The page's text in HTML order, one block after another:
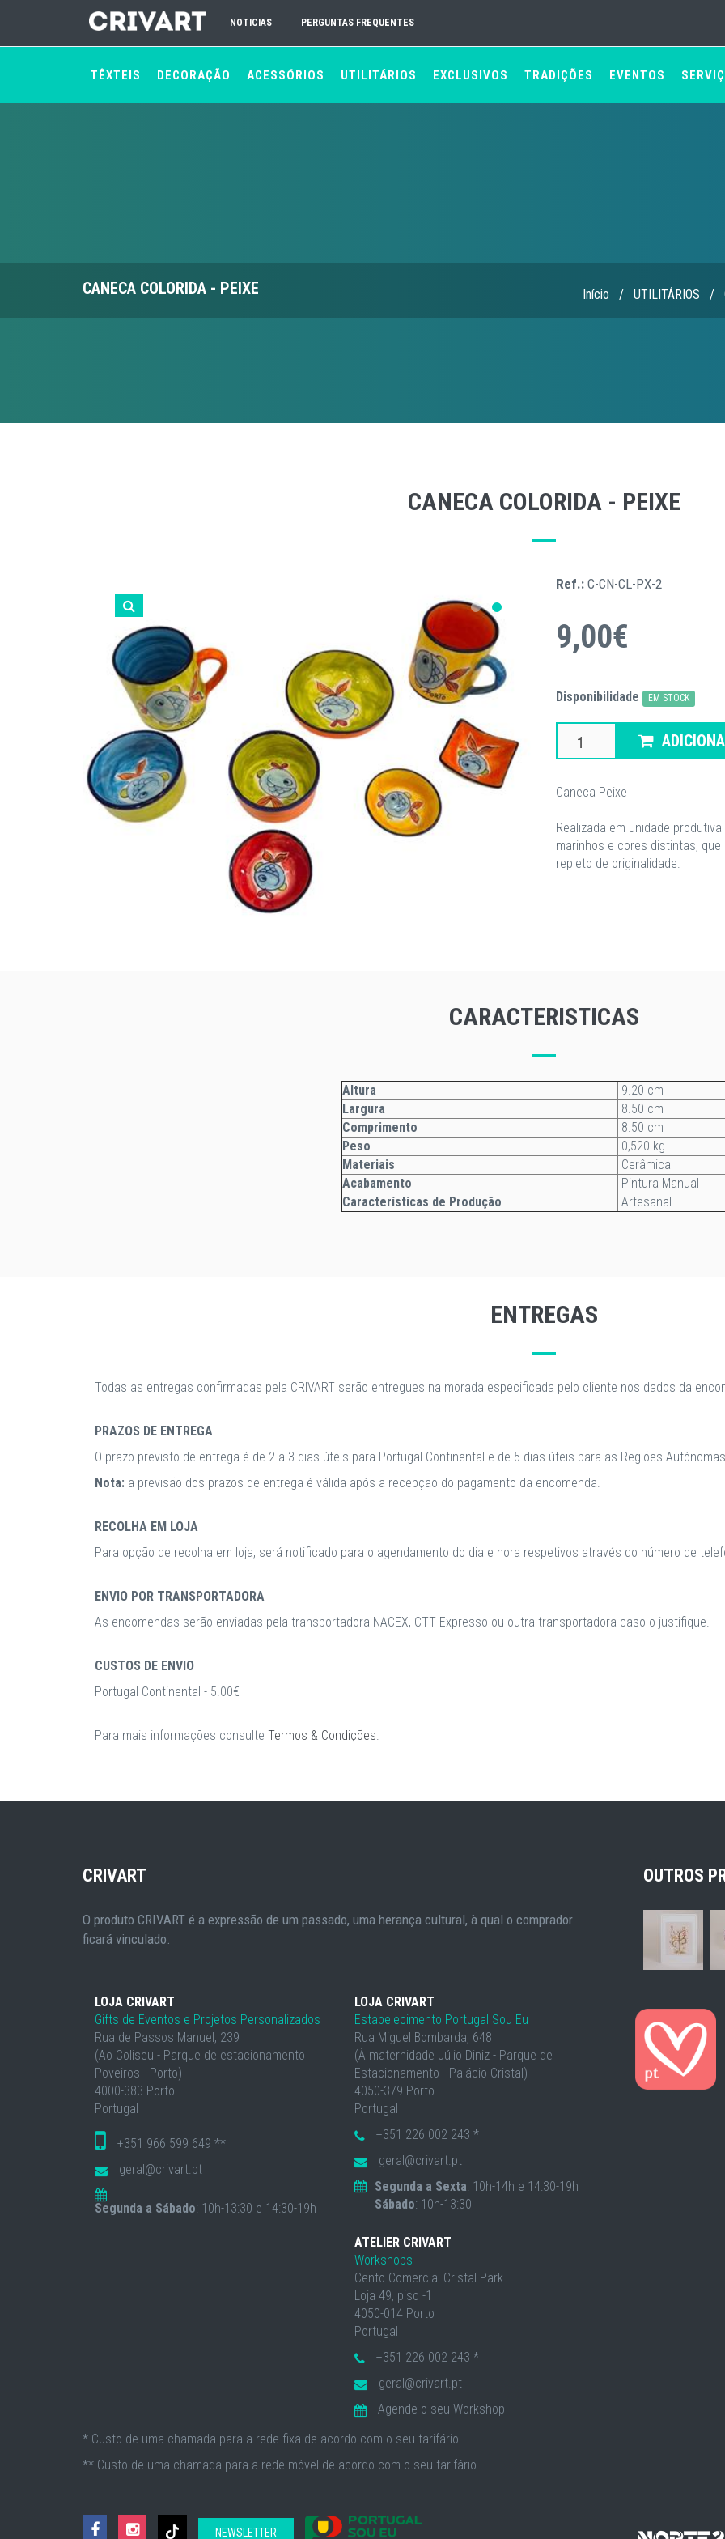
NOTICIAS PERGUNTAS FREQUENTES
TÊXTEIS DECORAÇÃO ACESSÓRIOS UTILITÁRIOS EXCLUSIVOS TRADIÇÕES EVENTOS
CANECA COLORIDA - PEIXE Início / UTILITÁRIOS /
CANECA COLORIDA - PEIXE
Ref.: C-CN-CL-PX-2
9,00€
Disponibilidade EM STOCK
Caneca Peixe
Realizada em unidade
marinhos e cores distintas,
repleto de originalidade.
CARACTERISTICAS
Altura
9.20 cm
Largura
8.50 cm
Comprimento
8.50 cm
Peso
0,520 kg
Materiais
Cerâmica
Acabamento
Pintura Manual
Características de Produção
Artesanal
ENTREGAS
Todas as entregas confirmadas pela CRIVART serão entregues na morada especificada pelo cliente nos dados da
PRAZOS DE ENTREGA
O prazo previsto de entrega é de 2 a 3 dias úteis para Portugal Continental e de 5 dias úteis para as Regiões
Nota: a previsão dos prazos de entrega é válida após a recepção do pagamento da encomenda.
RECOLHA EM LOJA
Para opção de recolha em loja, será notificado para o agendamento do dia e hora respetivos através do número de
ENVIO POR TRANSPORTADORA
As encomendas serão enviadas pela transportadora NACEX, CTT Expresso ou outra transportadora caso o justifique.
CUSTOS DE ENVIO
Portugal Continental - 5.00€
Para mais informações consulte Termos & Condições.
CRIVART
O produto CRIVART é a expressão de um passado, uma herança cultural, à qual o comprador
ficará vinculado.
LOJA CRIVART
Gifts de Eventos e Projetos Personalizados
Rua de Passos Manuel, 239
(Ao Coliseu - Parque de estacionamento
Poveiros - Porto)
4000-383 Porto
Portugal
+351 966 599 649 **
geral@crivart.pt
Segunda a Sábado: 10h-13:30 e 14:30-19h
LOJA CRIVART
Estabelecimento Portugal Sou Eu
Rua Miguel Bombarda, 648
(À maternidade Júlio Diniz - Parque de
Estacionamento - Palácio Cristal)
4050-379 Porto
Portugal
+351 226 002 243 *
geral@crivart.pt
Segunda a Sexta: 10h-14h e 14:30-19h
Sábado: 10h-13:30
ATELIER CRIVART
Workshops
Cento Comercial Cristal Park
Loja 49, piso -1
4050-014 Porto
Portugal
+351 226 002 243 *
geral@crivart.pt
Agende o seu Workshop
OUTROS
* Custo de uma chamada para a rede fixa de acordo com o seu tarifário.
** Custo de uma chamada para a rede móvel de acordo com o seu tarifário.
NEWSLETTER